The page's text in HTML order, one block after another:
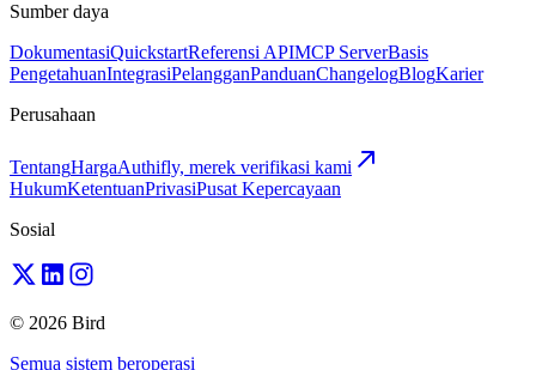
Sumber daya
DokumentasiQuickstartReferensi APIMCP ServerBasis
PengetahuanIntegrasiPelangganPanduanChangelogBlogKarier
Perusahaan
TentangHargaAuthifly, merek verifikasi kami
HukumKetentuanPrivasiPusat Kepercayaan
Sosial
© 2026 Bird
Semua sistem beroperasi